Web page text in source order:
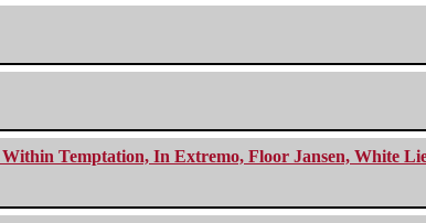
Temptation, In Extremo, Floor Jansen, White